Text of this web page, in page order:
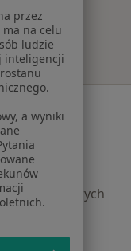
których
przez
ma na celu
ludzie
inteligencji
a wyniki